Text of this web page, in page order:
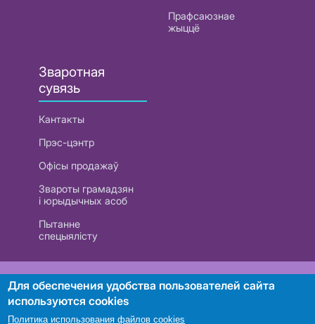
Прафсаюзнае
жыццё
Зваротная
сувязь
Кантакты
Прэс-цэнтр
Офісы продажаў
Звароты грамадзян
і юрыдычных асоб
Пытанне
спецыялісту
РУП «Белтэлекам». УНП 101007741
Для обеспечения удобства пользователей сайта
используются cookies
Политика использования файлов cookies